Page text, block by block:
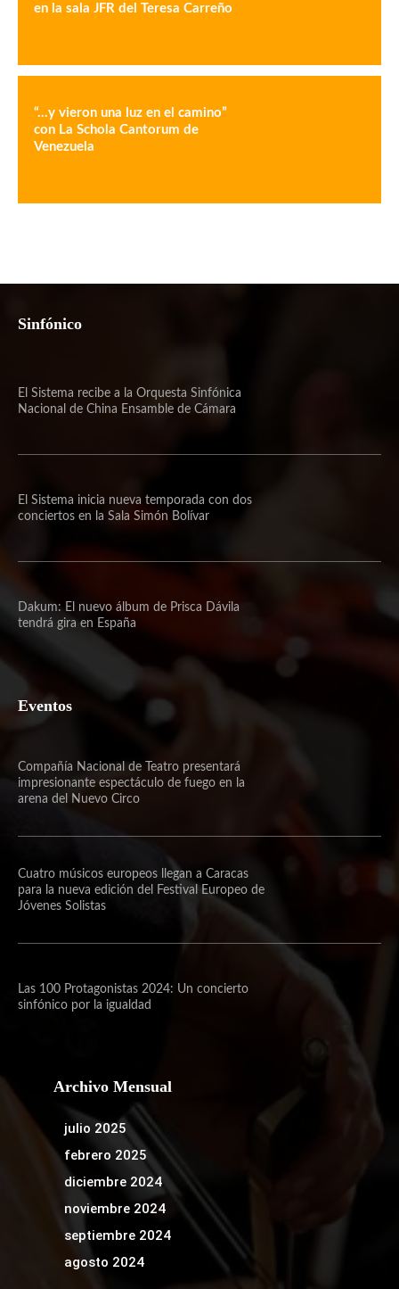
en la sala JFR del Teresa Carreño
“…y vieron una luz en el camino”
con La Schola Cantorum de
Venezuela
Sinfónico
El Sistema recibe a la Orquesta Sinfónica
Nacional de China Ensamble de Cámara
El Sistema inicia nueva temporada con dos
conciertos en la Sala Simón Bolívar
Dakum: El nuevo álbum de Prisca Dávila
tendrá gira en España
Eventos
Compañía Nacional de Teatro presentará
impresionante espectáculo de fuego en la
arena del Nuevo Circo
Cuatro músicos europeos llegan a Caracas
para la nueva edición del Festival Europeo de
Jóvenes Solistas
Las 100 Protagonistas 2024: Un concierto
sinfónico por la igualdad
Archivo Mensual
julio 2025
febrero 2025
diciembre 2024
noviembre 2024
septiembre 2024
agosto 2024